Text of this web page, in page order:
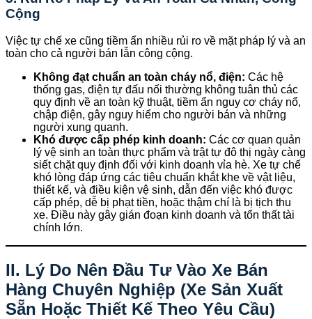
Cộng
Việc tự chế xe cũng tiềm ẩn nhiều rủi ro về mặt pháp lý và an
toàn cho cả người bán lẫn công cộng.
Không đạt chuẩn an toàn cháy nổ, điện: Các hệ
thống gas, điện tự đấu nối thường không tuân thủ các
quy định về an toàn kỹ thuật, tiềm ẩn nguy cơ cháy nổ,
chập điện, gây nguy hiểm cho người bán và những
người xung quanh.
Khó được cấp phép kinh doanh: Các cơ quan quản
lý vệ sinh an toàn thực phẩm và trật tự đô thị ngày càng
siết chặt quy định đối với kinh doanh vỉa hè. Xe tự chế
khó lòng đáp ứng các tiêu chuẩn khắt khe về vật liệu,
thiết kế, và điều kiện vệ sinh, dẫn đến việc khó được
cấp phép, dễ bị phạt tiền, hoặc thậm chí là bị tịch thu
xe. Điều này gây gián đoạn kinh doanh và tổn thất tài
chính lớn.
II. Lý Do Nên Đầu Tư Vào Xe Bán
Hàng Chuyên Nghiệp (Xe Sản Xuất
Sẵn Hoặc Thiết Kế Theo Yêu Cầu)